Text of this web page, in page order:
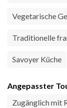
Vegetarische
Traditionelle
Savoyer Küche
Angepasster
Zugänglich mit